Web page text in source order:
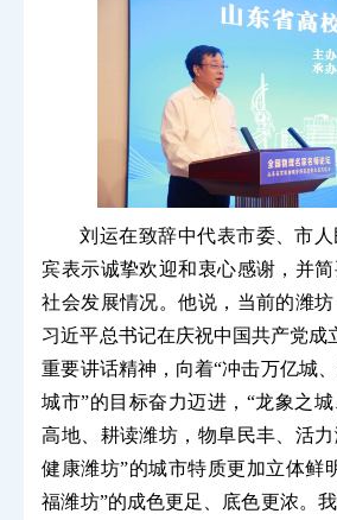
刘运在致辞中代表市委、市
宾表示诚挚欢迎和衷心感谢，并
社会发展情况。他说，当前的潍
习近平总书记在庆祝中国共产党成
重要讲话精神，向着“冲击万亿城
城市”的目标奋力迈进，“龙象之
高地、耕读潍坊，物阜民丰、活力
健康潍坊”的城市特质更加立体鲜
福潍坊”的成色更足、底色更浓。